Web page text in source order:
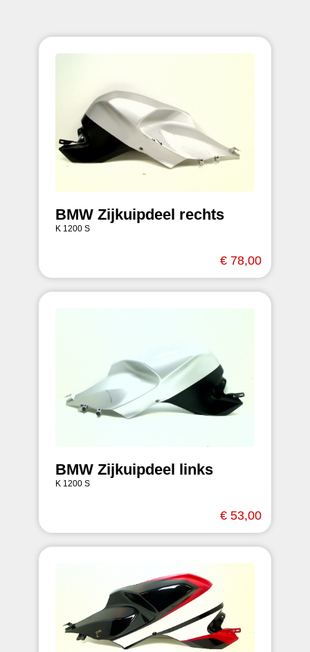
BMW Zijkuipdeel rechts
K 1200 S
€ 78,00
BMW Zijkuipdeel links
K 1200 S
€ 53,00